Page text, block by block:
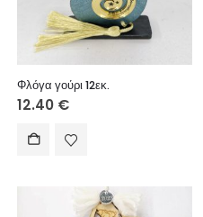
Φλόγα γούρι 12εκ.
12.40 €